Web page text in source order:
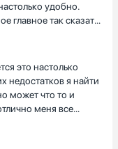
особенной для меня,
две скорости,
в
из шлифованного
и рекомендую эту
удобно.
главное так сказать.
несложная
это настолько
недостатков я найти
может что то и
меня все